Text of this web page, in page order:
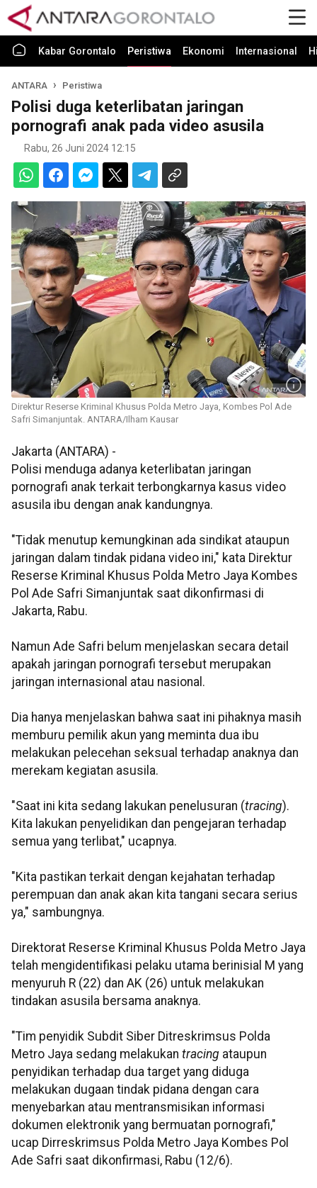
Kabar Gorontalo Peristiwa Ekonomi Internasional
ANTARA Peristiwa
Polisi duga keterlibatan jaringan
pornografi anak pada video asusila
Rabu, 26 Juni 2024 12:15
Direktur Reserse Kriminal Khusus Polda Metro Jaya, Kombes Pol Ade
Safri Simanjuntak. ANTARA/Ilham Kausar
Jakarta (ANTARA) -
Polisi menduga adanya keterlibatan jaringan
pornografi anak terkait terbongkarnya kasus video
asusila ibu dengan anak kandungnya.
"Tidak menutup kemungkinan ada sindikat ataupun
jaringan dalam tindak pidana video ini," kata Direktur
Reserse Kriminal Khusus Polda Metro Jaya Kombes
Pol Ade Safri Simanjuntak saat dikonfirmasi di
Jakarta, Rabu.
Namun Ade Safri belum menjelaskan secara detail
apakah jaringan pornografi tersebut merupakan
jaringan internasional atau nasional.
Dia hanya menjelaskan bahwa saat ini pihaknya masih
memburu pemilik akun yang meminta dua ibu
melakukan pelecehan seksual terhadap anaknya dan
merekam kegiatan asusila.
"Saat ini kita sedang lakukan penelusuran (tracing).
Kita lakukan penyelidikan dan pengejaran terhadap
semua yang terlibat," ucapnya.
"Kita pastikan terkait dengan kejahatan terhadap
perempuan dan anak akan kita tangani secara serius
ya," sambungnya.
Direktorat Reserse Kriminal Khusus Polda Metro Jaya
telah mengidentifikasi pelaku utama berinisial M yang
menyuruh R (22) dan AK (26) untuk melakukan
tindakan asusila bersama anaknya.
"Tim penyidik Subdit Siber Ditreskrimsus Polda
Metro Jaya sedang melakukan tracing ataupun
penyidikan terhadap dua target yang diduga
melakukan dugaan tindak pidana dengan cara
menyebarkan atau mentransmisikan informasi
dokumen elektronik yang bermuatan pornografi,"
ucap Dirreskrimsus Polda Metro Jaya Kombes Pol
Ade Safri saat dikonfirmasi, Rabu (12/6).